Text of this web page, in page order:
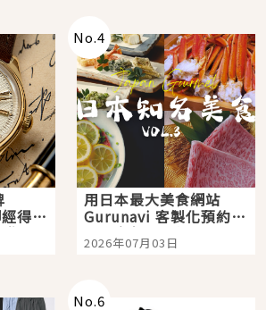
得起
五
No.4
用日本最大美食網站
Gurunavi 客製化預約九
大都市餐廳，打造專屬
美食體驗！
2026年07月03日
No.6